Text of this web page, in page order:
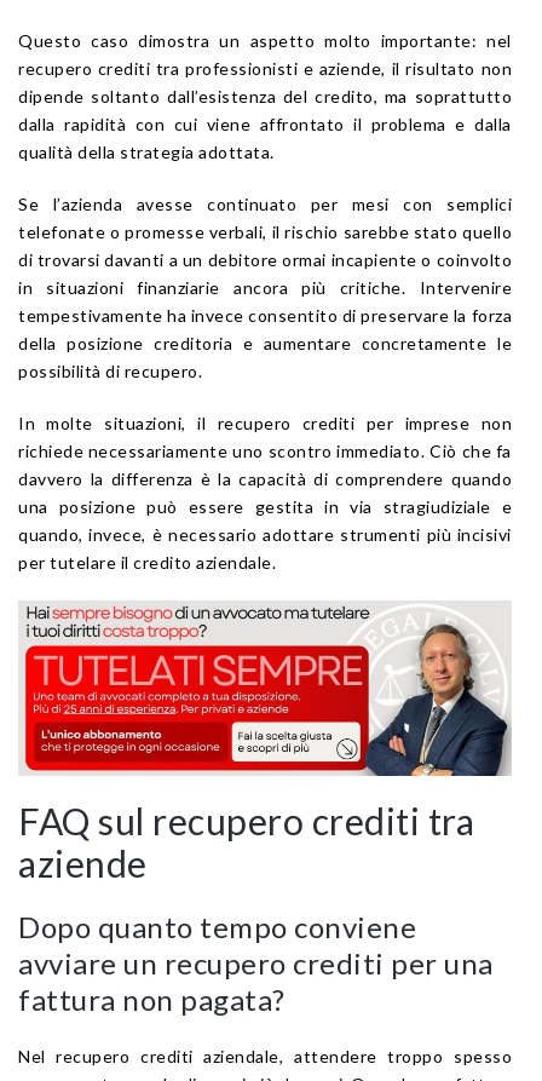
Questo caso dimostra un aspetto molto importante: nel
recupero crediti tra professionisti e aziende, il risultato non
dipende soltanto dall’esistenza del credito, ma soprattutto
dalla rapidità con cui viene affrontato il problema e dalla
qualità della strategia adottata.
Se l’azienda avesse continuato per mesi con semplici
telefonate o promesse verbali, il rischio sarebbe stato quello
di trovarsi davanti a un debitore ormai incapiente o coinvolto
in situazioni finanziarie ancora più critiche. Intervenire
tempestivamente ha invece consentito di preservare la forza
della posizione creditoria e aumentare concretamente le
possibilità di recupero.
In molte situazioni, il recupero crediti per imprese non
richiede necessariamente uno scontro immediato. Ciò che fa
davvero la differenza è la capacità di comprendere quando
una posizione può essere gestita in via stragiudiziale e
quando, invece, è necessario adottare strumenti più incisivi
per tutelare il credito aziendale.
FAQ sul recupero crediti tra
aziende
Dopo quanto tempo conviene
avviare un recupero crediti per una
fattura non pagata?
Nel recupero crediti aziendale, attendere troppo spesso